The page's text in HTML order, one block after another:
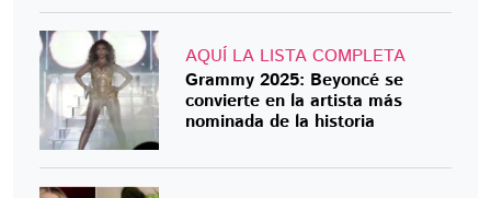
AQUÍ LA LISTA COMPLETA
Grammy 2025: Beyoncé se
convierte en la artista más
nominada de la historia